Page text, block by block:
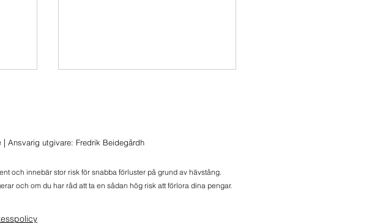
Morgonbrev 2026-08-06
| Ansvarig utgivare: Fredrik Beidegårdh
och innebär stor risk för snabba förluster på grund av hävstång.
och om du har råd att ta en sådan hög risk att förlora dina pengar.